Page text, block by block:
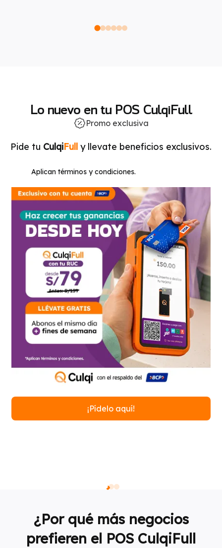
Lo nuevo en tu POS CulqiFull
Promo exclusiva
Pide tu CulqiFull y llevate beneficios exclusivos.
Aplican términos y condiciones.
¡Pídelo aquí!
¿Por qué más negocios
prefieren el POS CulqiFull